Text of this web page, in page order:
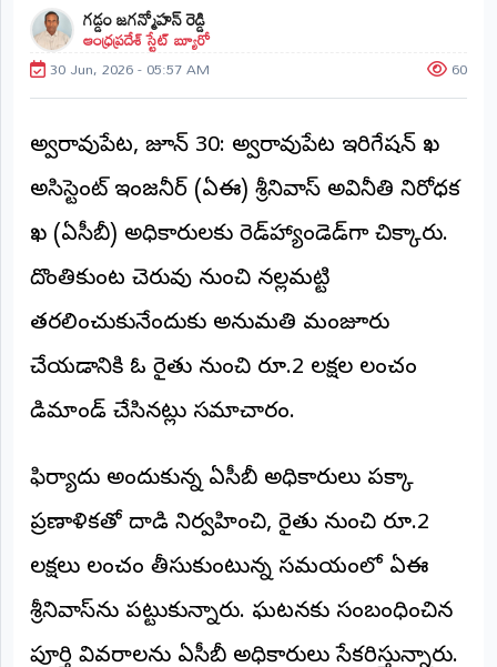
ప్రధాన
విభాగాలు
(MAIN)
భక్తి
క్రీడలు
జాతీయం
ఆర్టీఐ
డెస్క్
(REPORTERS
DESK)
మా
చేరండి
గడ్డం జగన్మోహన్ రెడ్డి
ఆంధ్రప్రదేశ్ స్టేట్ బ్యూరో
30 Jun, 2026 - 05:57 AM 60
అశ్వారావుపేట, జూన్ 30: అశ్వారావుపేట ఇరిగేషన్ శాఖ
అసిస్టెంట్ ఇంజనీర్ (ఏఈ) శ్రీనివాస్ అవినీతి నిరోధక
శాఖ (ఏసీబీ) అధికారులకు రెడ్‌హ్యాండెడ్‌గా చిక్కారు.
దొంతికుంట చెరువు నుంచి నల్లమట్టి
తరలించుకునేందుకు అనుమతి మంజూరు
చేయడానికి ఓ రైతు నుంచి రూ.2 లక్షల లంచం
డిమాండ్ చేసినట్లు సమాచారం.
ఫిర్యాదు అందుకున్న ఏసీబీ అధికారులు పక్కా
ప్రణాళికతో దాడి నిర్వహించి, రైతు నుంచి రూ.2
లక్షలు లంచం తీసుకుంటున్న సమయంలో ఏఈ
శ్రీనివాస్‌ను పట్టుకున్నారు. ఘటనకు సంబంధించిన
పూర్తి వివరాలను ఏసీబీ అధికారులు సేకరిస్తున్నారు.